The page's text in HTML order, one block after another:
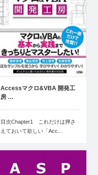
Accessマクロ&VBA 開発工
房 …
目次Chapter1 これだけは押さ
えておいて欲しい「Acc…